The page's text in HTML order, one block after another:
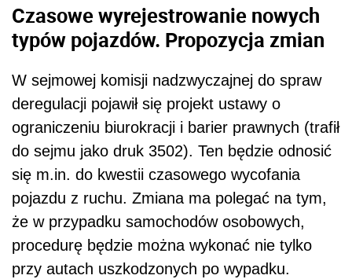
Czasowe wyrejestrowanie nowych
typów pojazdów. Propozycja zmian
W sejmowej komisji nadzwyczajnej do spraw
deregulacji pojawił się projekt ustawy o
ograniczeniu biurokracji i barier prawnych (trafił
do sejmu jako druk 3502). Ten będzie odnosić
się m.in. do kwestii czasowego wycofania
pojazdu z ruchu. Zmiana ma polegać na tym,
że w przypadku samochodów osobowych,
procedurę będzie można wykonać nie tylko
przy autach uszkodzonych po wypadku.